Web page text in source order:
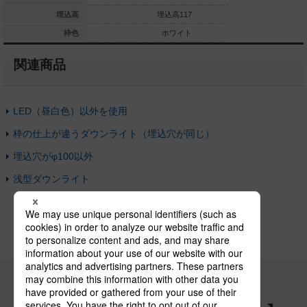
埋込高
枠色
埋込高117
ホワイト
関連商品
LED（昼白色）以外を使用
枠の仕上が違うダウンライト（埋込穴が同じ）
埋込穴がφ100以外
浅型ダウンライト
パナソニックの電気設備 SNSアカウント